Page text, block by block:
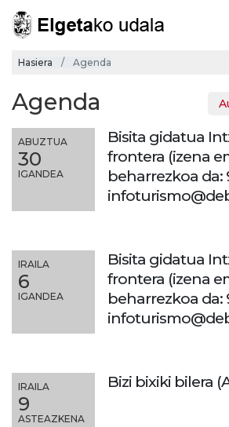
Hasiera Agenda
Agenda
ABUZTUA
30
IGANDEA
Bisita gidatua
frontera (izena
beharrezkoa da:
IRAILA
6
IGANDEA
Bisita gidatua
frontera (izena
beharrezkoa da:
IRAILA
9
ASTEAZKENA
Bizi bixiki bilera